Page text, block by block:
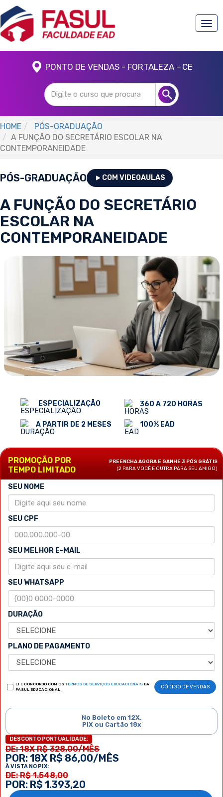
PONTO DE VENDAS - FORTALEZA - CE
HOME
PÓS-GRADUAÇÃO
A FUNÇÃO DO SECRETÁRIO ESCOLAR NA
CONTEMPORANEIDADE
PÓS-GRADUAÇÃO COM VIDEOAULAS
A FUNÇÃO DO SECRETÁRIO
ESCOLAR NA
CONTEMPORANEIDADE
ESPECIALIZAÇÃO
A PARTIR DE 2 MESES
360 A 720 HORAS
100% EAD
PROMOÇÃO POR
TEMPO LIMITADO
PREENCHA AGORA E GANHE 3 PÓS GRÁTIS
(2 PARA VOCÊ E OUTRA PARA SEU AMIGO)
SEU NOME
SEU CPF
SEU MELHOR E-MAIL
SEU WHATSAPP
DURAÇÃO
PLANO DE PAGAMENTO
LI E CONCORDO COM OS TERMOS DE SERVIÇOS EDUCACIONAIS DA
FASUL EDUCACIONAL.
CÓDIGO DE VENDAS
No Boleto em 12X,
PIX ou Cartão 18x
DESCONTO PONTUALIDADE:
DE: 18X R$ 328,00/MÊS
POR: 18X R$ 86,00/MÊS
À VISTA NO PIX:
DE: R$ 1.548,00
POR: R$ 1.393,20